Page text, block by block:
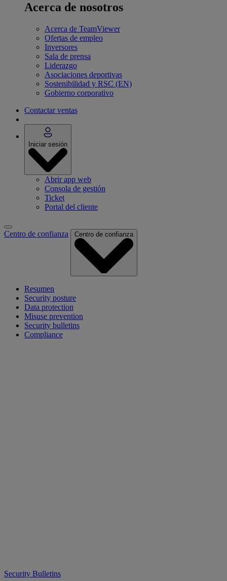
Acerca de nosotros
Acerca de TeamViewer
Ofertas de empleo
Inversores
Sala de prensa
Liderazgo
Asociaciones deportivas
Sostenibilidad y RSC (EN)
Gobierno corporativo
Contactar ventas
Iniciar sesión
Abrir app web
Consola de gestión
Ticket
Portal del cliente
Centro de confianza Centro de confianza
Resumen
Security posture
Data protection
Misuse prevention
Security bulletins
Compliance
Security Bulletins